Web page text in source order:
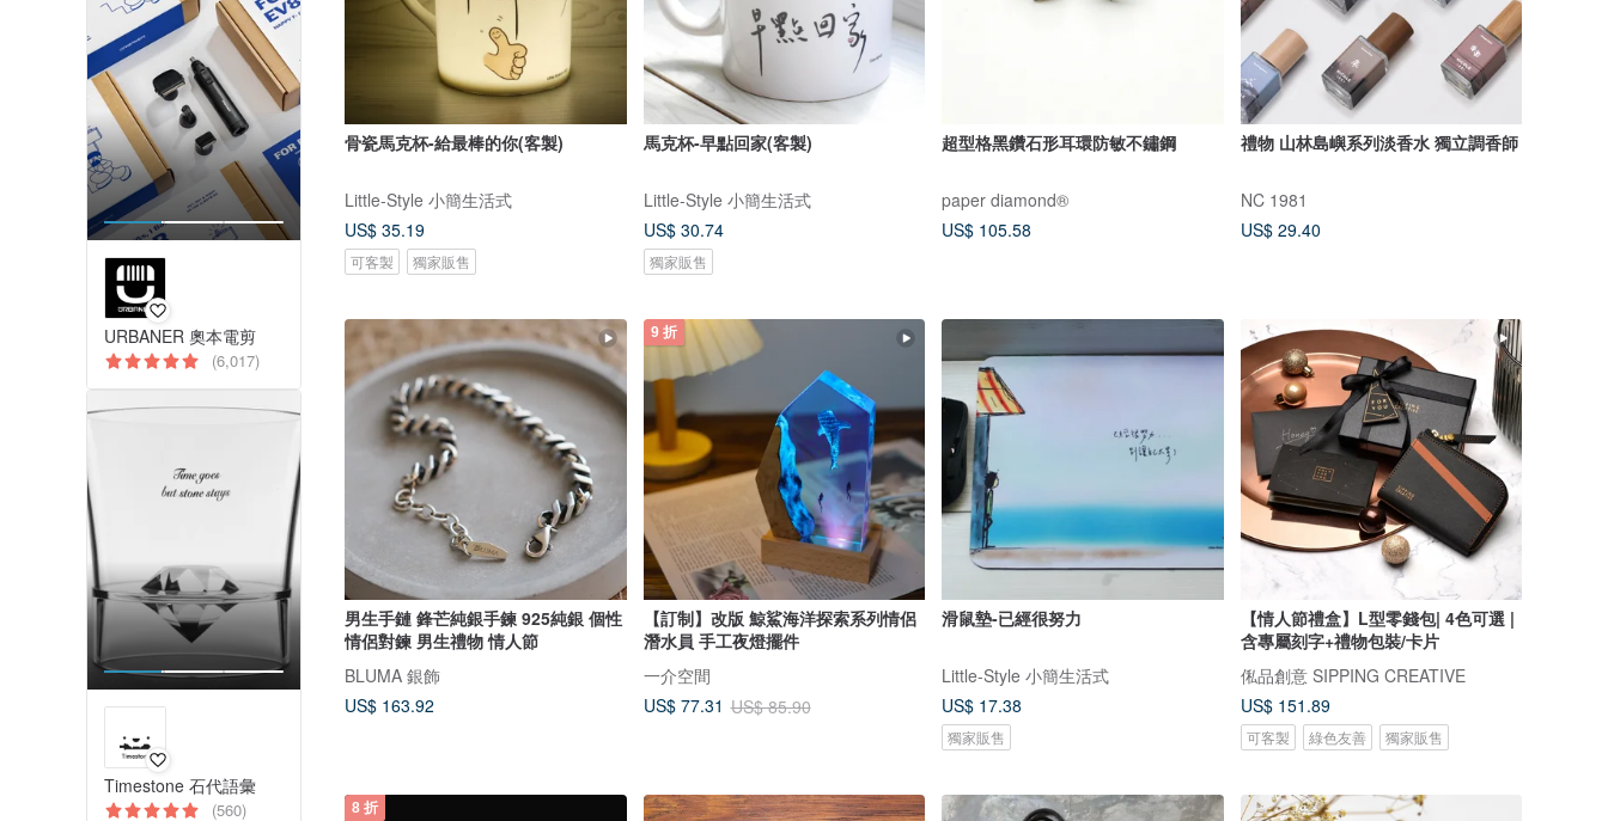
URBANER 奧本電剪
(6,017)
Timestone 石代語彙
(560)
骨瓷馬克杯-給最棒的你(客製)
Little-Style 小簡生活式
US$ 35.19
可客製 獨家販售
馬克杯-早點回家(客製)
Little-Style 小簡生活式
US$ 30.74
獨家販售
超型格黑鑽石形耳環防敏不鏽鋼
paper diamond®
US$ 105.58
禮物 山林島嶼系列淡香水 獨立調香師
NC 1981
US$ 29.40
男生手鏈 鋒芒純銀手鍊 925純銀 個性
情侶對鍊 男生禮物 情人節
BLUMA 銀飾
US$ 163.92
9 折
【訂制】改版 鯨鯊海洋探索系列情侶
潛水員 手工夜燈擺件
一介空間
US$ 77.31 US$ 85.90
滑鼠墊-已經很努力
Little-Style 小簡生活式
US$ 17.38
獨家販售
【情人節禮盒】L型零錢包| 4色可選 |
含專屬刻字+禮物包裝/卡片
俬品創意 SIPPING CREATIVE
US$ 151.89
可客製 綠色友善 獨家販售
8 折